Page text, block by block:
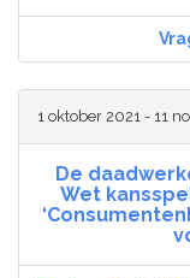
1 oktober 2021 - 11
De
Wet